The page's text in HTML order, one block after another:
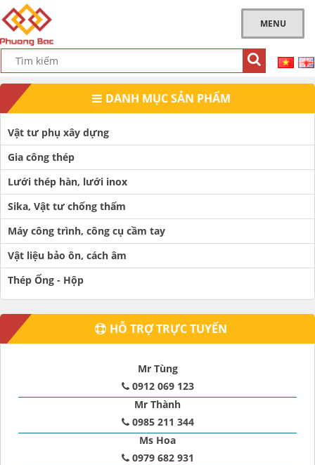
MENU
DANH MỤC SẢN PHẨM
Vật tư phụ xây dựng
Gia công thép
Lưới thép hàn, lưới inox
Sika, Vật tư chống thấm
Máy công trình, công cụ cầm tay
Vật liệu bảo ôn, cách âm
Thép Ống - Hộp
HỖ TRỢ TRỰC TUYẾN
Mr Tùng
0912 069 123
Mr Thành
0985 211 344
Ms Hoa
0979 682 931